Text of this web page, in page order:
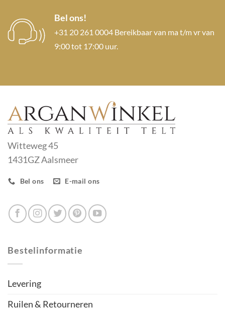
Bel ons!
+31 20 261 0004 Bereikbaar van ma t/m vr van
9:00 tot 17:00 uur.
Witteweg 45
1431GZ Aalsmeer
Bel ons E-mail ons
Bestelinformatie
Levering
Ruilen & Retourneren